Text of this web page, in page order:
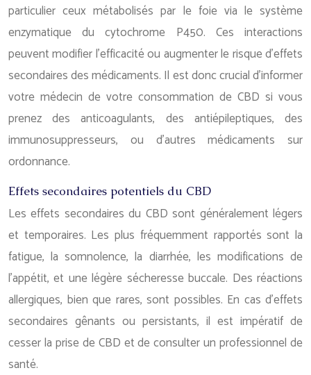
particulier ceux métabolisés par le foie via le système
enzymatique du cytochrome P450. Ces interactions
peuvent modifier l’efficacité ou augmenter le risque d’effets
secondaires des médicaments. Il est donc crucial d’informer
votre médecin de votre consommation de CBD si vous
prenez des anticoagulants, des antiépileptiques, des
immunosuppresseurs, ou d’autres médicaments sur
ordonnance.
Effets secondaires potentiels du CBD
Les effets secondaires du CBD sont généralement légers
et temporaires. Les plus fréquemment rapportés sont la
fatigue, la somnolence, la diarrhée, les modifications de
l’appétit, et une légère sécheresse buccale. Des réactions
allergiques, bien que rares, sont possibles. En cas d’effets
secondaires gênants ou persistants, il est impératif de
cesser la prise de CBD et de consulter un professionnel de
santé.